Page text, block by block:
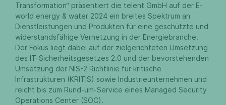
Transformation“ präsentiert die telent GmbH auf der E-
world energy & water 2024 ein breites Spektrum an
Dienstleistungen und Produkten für eine geschützte und
widerstandsfähige Vernetzung in der Energiebranche.
Der Fokus liegt dabei auf der zielgerichteten Umsetzung
des IT-Sicherheitsgesetzes 2.0 und der bevorstehenden
Umsetzung der NIS-2 Richtlinie für kritische
Infrastrukturen (KRITIS) sowie Industrieunternehmen und
reicht bis zum Rund-um-Service eines Managed Security
Operations Center (SOC).